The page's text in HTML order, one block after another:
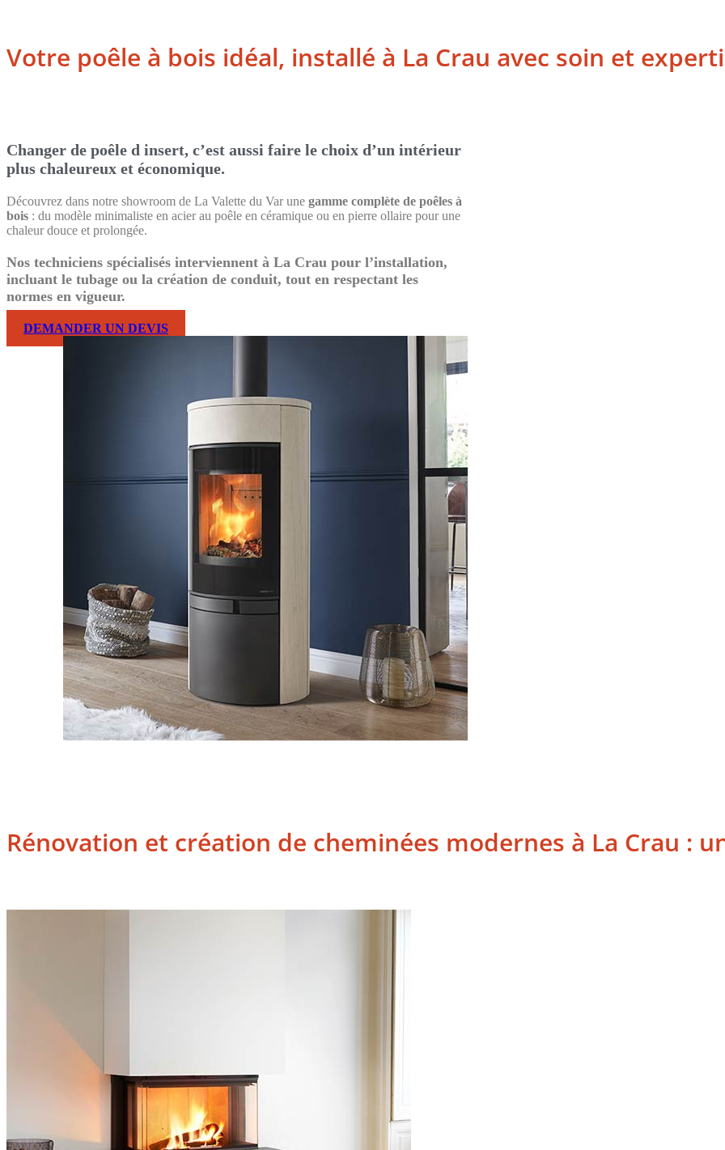
Votre poêle à bois idéal, installé à La Crau avec soin et
Changer de poêle d insert, c’est aussi faire le choix d’un intérieur
plus chaleureux et économique.
Découvrez dans notre showroom de La Valette du Var une gamme complète de poêles à
bois : du modèle minimaliste en acier au poêle en céramique ou en pierre ollaire pour une
chaleur douce et prolongée.
Nos techniciens spécialisés interviennent à La Crau pour l’installation,
incluant le tubage ou la création de conduit, tout en respectant les
normes en vigueur.
DEMANDER UN DEVIS
Rénovation et création de cheminées modernes à La Crau :